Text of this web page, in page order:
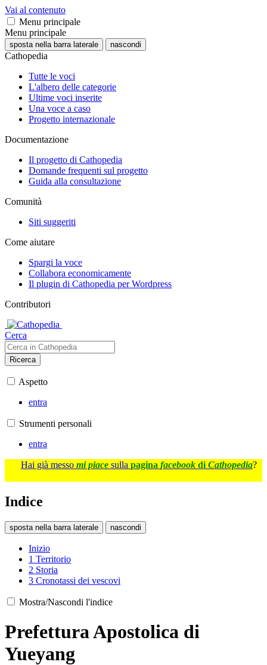
Vai al contenuto
Menu principale
Menu principale
sposta nella barra laterale nascondi
Cathopedia
Tutte le voci
L'albero delle categorie
Ultime voci inserite
Una voce a caso
Progetto internazionale
Documentazione
Il progetto di Cathopedia
Domande frequenti sul progetto
Guida alla consultazione
Comunità
Siti suggeriti
Come aiutare
Spargi la voce
Collabora economicamente
Il plugin di Cathopedia per Wordpress
Contributori
Cerca
Ricerca
Aspetto
entra
Strumenti personali
entra
Hai già messo mi piace sulla pagina facebook di Cathopedia?
Indice
sposta nella barra laterale nascondi
Inizio
1 Territorio
2 Storia
3 Cronotassi dei vescovi
Mostra/Nascondi l'indice
Prefettura Apostolica di
Yueyang